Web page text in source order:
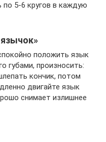
5-6 кругов в каждую
положить язык
губами, произносить:
кончик, потом
двигайте язык
снимает излишнее